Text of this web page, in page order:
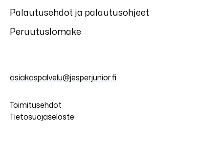
Palautusehdot ja palautusohjeet
Peruutuslomake
asiakaspalvelu@jesperjunior.fi
Toimitusehdot
Tietosuojaseloste